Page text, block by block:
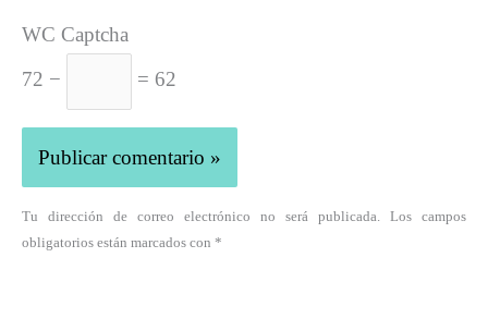
WC Captcha
72 −
= 62
Tu dirección de correo electrónico no será publicada. Los campos
obligatorios están marcados con *